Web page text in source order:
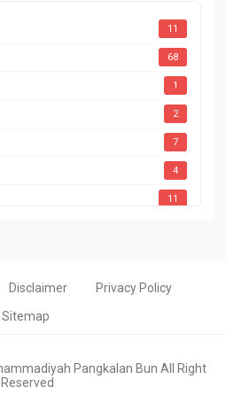
11
68
1
2
7
4
11
Disclaimer
Privacy Policy
Sitemap
Pangkalan Bun All Right
Reserved